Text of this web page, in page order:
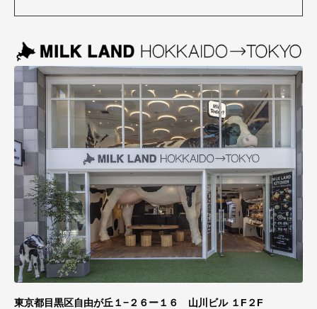
東京都目黒区自由が丘１−２６ー１６ 山川ビル １F２F